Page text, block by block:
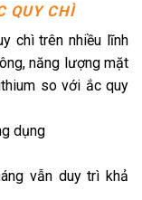
QUY CHÌ
chì trên nhiều lĩnh
năng lượng mặt
so với ắc quy
dụng
vẫn duy trì khả